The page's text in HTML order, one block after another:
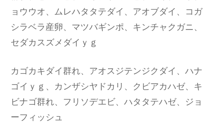
ョウウオ、ムレハタタテダイ、アオブダイ、コガ
シラベラ産卵、マツバギンポ、キンチャクガニ、
セダカスズメダイｙｇ
カゴカキダイ群れ、アオスジテンジクダイ、ハナ
ゴイｙｇ、カンザシヤドカリ、クビアカハゼ、キ
ビナゴ群れ、フリソデエビ、ハタタテハゼ、ジョ
ーフィッシュ